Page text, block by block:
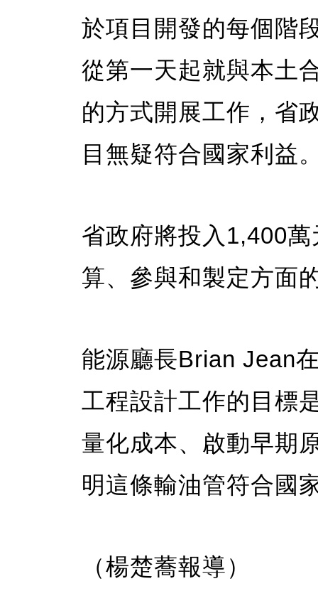
於項目開發的每個階
從第一天起就與本土
的方式開展工作，省
目無疑符合國家利益
省政府將投入1,400
算、參與和製定方面
能源廳長Brian Jean
工程設計工作的目標
量化成本、啟動早期
明這條輸油管符合國
（楊楚蕎報導）